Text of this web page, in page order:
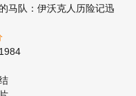
马队：伊沃克人历险记迅